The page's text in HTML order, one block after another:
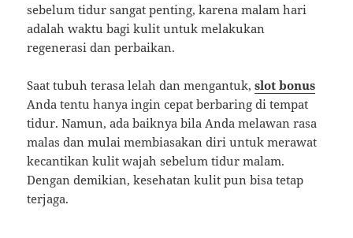
sebelum tidur sangat penting, karena malam hari
adalah waktu bagi kulit untuk melakukan
regenerasi dan perbaikan.
Saat tubuh terasa lelah dan mengantuk,slot bonus
Anda tentu hanya ingin cepat berbaring di tempat
tidur. Namun, ada baiknya bila Anda melawan rasa
malas dan mulai membiasakan diri untuk merawat
kecantikan kulit wajah sebelum tidur malam.
Dengan demikian, kesehatan kulit pun bisa tetap
terjaga.